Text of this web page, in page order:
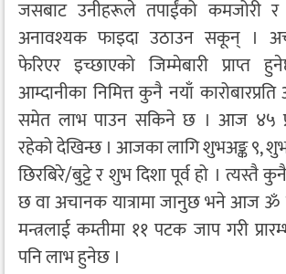
जसबाट उनीहरूले तपाईंको कमजोरी र
अनावश्यक फाइदा उठाउन सकून् ।
फेरिएर इच्छाएको जिम्मेबारी
आम्दानीका निमित्त कुनै नयाँ
समेत लाभ पाउन सकिने छ । आज ४५
रहेको देखिन्छ । आजका लागि शुभअङ्क ९, शुभ
छिरबिरे/बुट्टे र शुभ दिशा पूर्व हो । त्यस्तै
छ वा अचानक यात्रामा जानुछ भने आज ॐ
मन्त्रलाई कम्तीमा ११ पटक जाप गरी
पनि लाभ हुनेछ ।